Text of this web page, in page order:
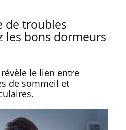
de troubles
les bons dormeurs
le lien entre
de sommeil et